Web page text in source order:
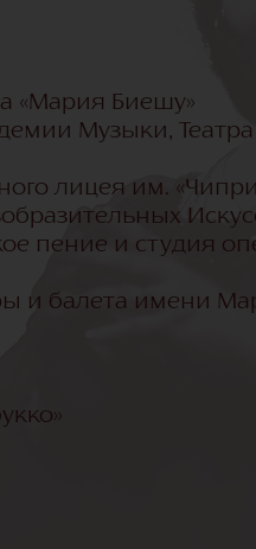
«Мария Биешу»
Музыки,
лицея им.
пение и студия
и балета имени